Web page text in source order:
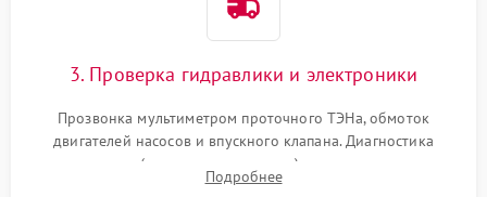
3. Проверка гидравлики и электроники
Прозвонка мультиметром проточного ТЭНа, обмоток
двигателей насосов и впускного клапана. Диагностика
прессостата (датчика уровня воды), датчика мутности,
концевика дверцы и электронного модуля управления.
Подробнее